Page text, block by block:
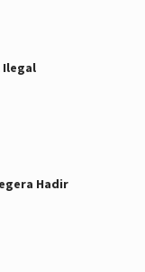
Ilegal
Hadir